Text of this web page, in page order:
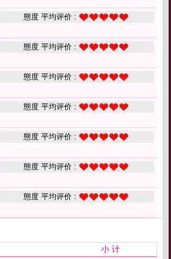
態度 平均评价 :
態度 平均评价 :
態度 平均评价 :
態度 平均评价 :
態度 平均评价 :
態度 平均评价 :
態度 平均评价 :
小 计